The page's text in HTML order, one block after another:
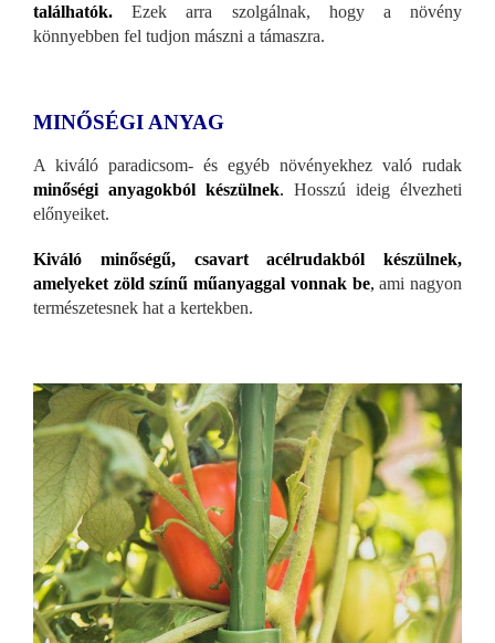
találhatók.
Ezek arra szolgálnak, hogy a növény
könnyebben fel tudjon mászni a támaszra.
MINŐSÉGI ANYAG
A kiváló paradicsom- és egyéb növényekhez való rudak
minőségi anyagokból készülnek. Hosszú ideig élvezheti
előnyeiket.
Kiváló minőségű, csavart acélrudakból készülnek,
amelyeket zöld színű műanyaggal vonnak be, ami nagyon
természetesnek hat a kertekben.